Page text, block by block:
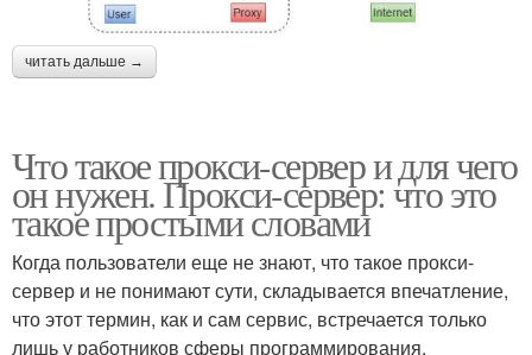
читать дальше →
Что такое прокси-сервер и для чего
он нужен. Прокси-сервер: что это
такое простыми словами
Когда пользователи еще не знают, что такое прокси-
сервер и не понимают сути, складывается впечатление,
что этот термин, как и сам сервис, встречается только
лишь у работников сферы программирования,